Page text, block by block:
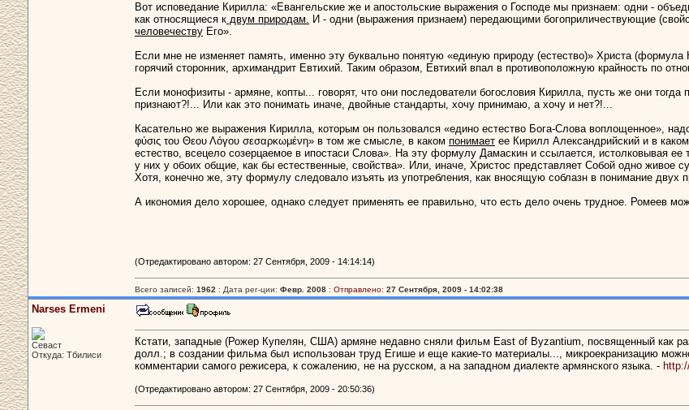
Вот исповедание Кирилла: «Евангельские же и апостольские выражения ο Господе мы признаем: одни -
как относящиеся к двум природам. И - одни (выражения признаем) передающими богоприличествующие
человечеству Его».
Если мне не изменяет память, именно эту буквально понятую «единую природу (естество)» Христа (формула
горячий сторонник, архимандрит Евтихий. Таким образом, Евтихий впал в противоположную крайность по
Если монофизиты - армяне, копты... говорят, что они последователи богословия Кирилла, пусть же они
признают?!... Или как это понимать иначе, двойные стандарты, хочу принимаю, а хочу и нет?!...
Касательно же выражения Кирилла, которым он пользовался «едино естество Бога-Слова воплощенное»,
φύσις του Θεου Λόγου σεσαρκωμένη» в том же смысле, в каком понимает ее Кирилл Александрийский и в
естество, всецело созерцаемое в ипостаси Слова». На эту формулу Дамаскин и ссылается, истолковывая
у них у обоих общие, как бы естественные, свойства». Или, иначе, Христос представляет Собой одно живое
Хотя, конечно же, эту формулу следовало изъять из употребления, как вносящую соблазн в понимание двух
А икономия дело хорошее, однако следует применять ее правильно, что есть дело очень трудное. Ромеев
(Отредактировано автором: 27 Сентября, 2009 - 14:14:14)
Всего записей: 1962 : Дата рег-ции: Февр. 2008 : Отправлено: 27 Сентября, 2009 - 14:02:38
Narses Ermeni
Севаст
Откуда: Тбилиси
Кстати, западные (Рожер Купелян, США) армяне недавно сняли фильм East of Byzantium, посвященный как
долл.; в создании фильма был использован труд Егише и еще какие-то материалы..., микроекранизацию
комментарии самого режисера, к сожалению, не на русском, а на западном диалекте армянского языка. -
(Отредактировано автором: 27 Сентября, 2009 - 20:50:36)